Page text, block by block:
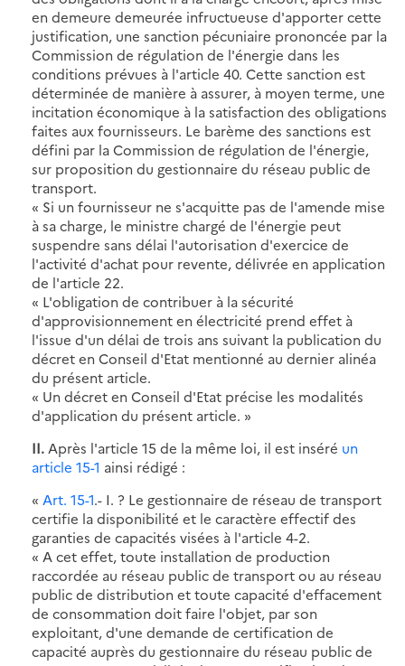
en demeure demeurée infructueuse d'apporter cette
justification, une sanction pécuniaire prononcée par la
Commission de régulation de l'énergie dans les
conditions prévues à l'article 40. Cette sanction est
déterminée de manière à assurer, à moyen terme, une
incitation économique à la satisfaction des obligations
faites aux fournisseurs. Le barème des sanctions est
défini par la Commission de régulation de l'énergie,
sur proposition du gestionnaire du réseau public de
transport.
« Si un fournisseur ne s'acquitte pas de l'amende mise
à sa charge, le ministre chargé de l'énergie peut
suspendre sans délai l'autorisation d'exercice de
l'activité d'achat pour revente, délivrée en application
de l'article 22.
« L'obligation de contribuer à la sécurité
d'approvisionnement en électricité prend effet à
l'issue d'un délai de trois ans suivant la publication du
décret en Conseil d'Etat mentionné au dernier alinéa
du présent article.
« Un décret en Conseil d'Etat précise les modalités
d'application du présent article. »
II. Après l'article 15 de la même loi, il est inséré un
article 15-1 ainsi rédigé :
« Art. 15-1.- I. ? Le gestionnaire de réseau de transport
certifie la disponibilité et le caractère effectif des
garanties de capacités visées à l'article 4-2.
« A cet effet, toute installation de production
raccordée au réseau public de transport ou au réseau
public de distribution et toute capacité d'effacement
de consommation doit faire l'objet, par son
exploitant, d'une demande de certification de
capacité auprès du gestionnaire du réseau public de